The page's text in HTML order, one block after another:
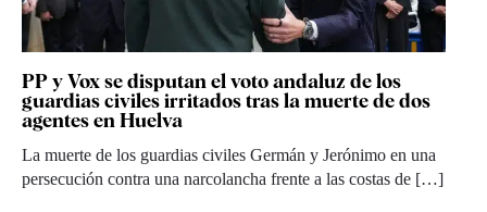
PP y Vox se disputan el voto andaluz de los
guardias civiles irritados tras la muerte de dos
agentes en Huelva
La muerte de los guardias civiles Germán y Jerónimo en una
persecución contra una narcolancha frente a las costas de […]